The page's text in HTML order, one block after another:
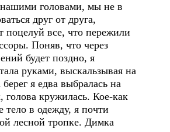
головами, мы не в
друг от друга,
поцелуй все, что пережили
Поняв, что через
будет поздно, я
руками, выскальзывая на
я едва выбралась на
голова кружилась. Кое-как
тело в одежду, я почти
лесной тропке. Димка